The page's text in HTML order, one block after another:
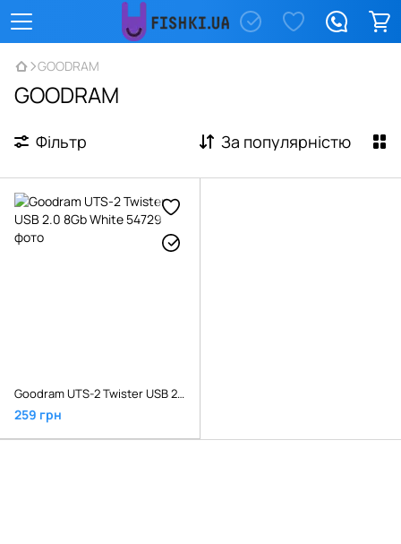
GOODRAM
GOODRAM
Фільтр За популярністю
Goodram UTS-2 Twister USB 2.0 8Gb White
259 грн